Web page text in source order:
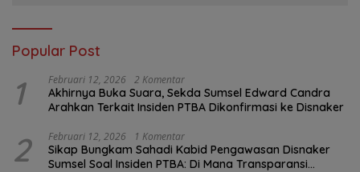
Popular Post
1 Februari 12, 2026 2 Komentar
Akhirnya Buka Suara, Sekda Sumsel Edward Candra
Arahkan Terkait Insiden PTBA Dikonfirmasi ke Disnaker
2 Februari 12, 2026 1 Komentar
Sikap Bungkam Sahadi Kabid Pengawasan Disnaker
Sumsel Soal Insiden PTBA: Di Mana Transparansi